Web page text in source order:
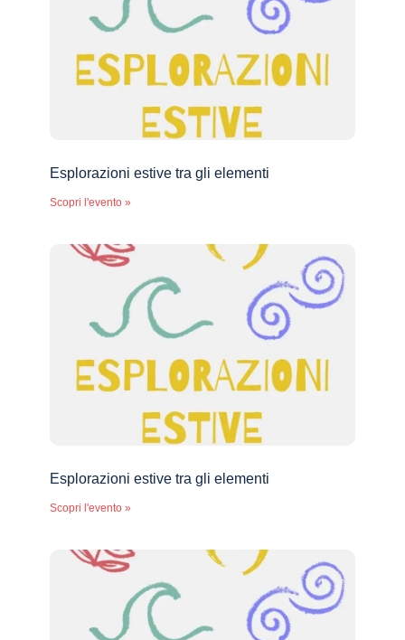
Esplorazioni estive tra gli elementi
Scopri l'evento »
Esplorazioni estive tra gli elementi
Scopri l'evento »